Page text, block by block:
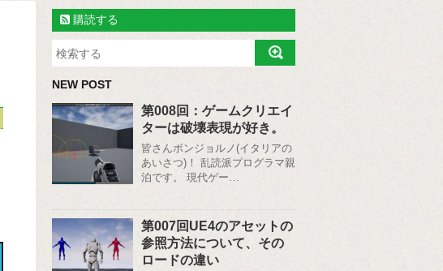
購読する
NEW POST
第008回：ゲームクリエイ
ターは破壊表現が好き。
皆さんボンジョルノ(イタリアの
あいさつ)！ 乱読派プログラマ親
泊です。 現代ゲー…
第007回UE4のアセットの
参照方法について、その
ロードの違い